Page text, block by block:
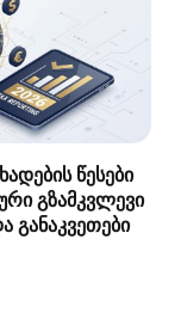
წესები
გზამკვლევი
განაკვეთები